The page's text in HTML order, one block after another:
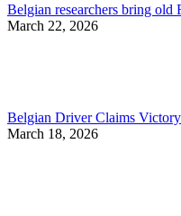
Belgian researchers bring old
March 22, 2026
Belgian Driver Claims
March 18, 2026